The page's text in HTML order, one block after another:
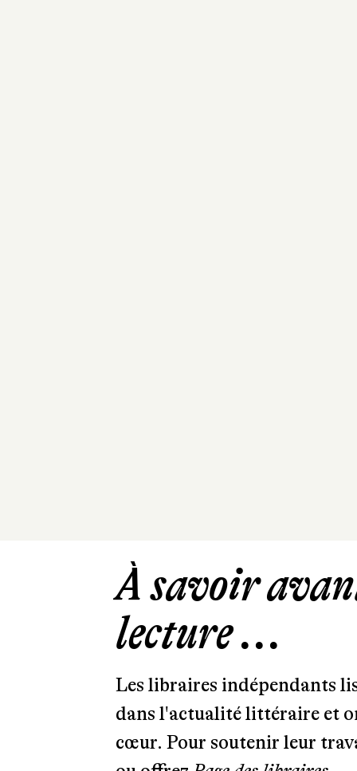
À savoir
lecture ...
Les libraires indépendants
dans l'actualité littéraire et
cœur. Pour soutenir leur